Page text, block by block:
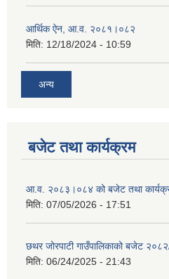
आर्थिक ऐन, आ.व. २०८१।०८२
मिति: 12/18/2024 - 10:59
अन्य
बजेट तथा कार्यक्रम
आ.व. २०८३।०८४ को बजेट तथा
मिति: 07/05/2026 - 17:51
छथर जोरपाटी गाउँपालिकाको बजेट
मिति: 06/24/2025 - 21:43